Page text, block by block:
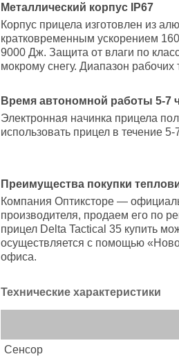
Металлический корпус IP67
Корпус прицела изготовлен из
кратковременным ускорением
9000 Дж. Защита от влаги по
мокрому снегу. Диапазон
Время автономной работы 5-7
Электронная начинка прицела
использовать прицел в течение 5-
Преимущества покупки
Компания Оптиксторе —
производителя, продаем его по
прицел Delta Tactical 35 купить
осуществляется с помощью
офиса.
Технические характеристики
Сенсор